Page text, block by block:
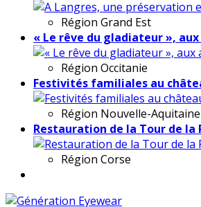
Région Grand Est
« Le rêve du gladiateur »,
Région Occitanie
Festivités familiales au
Région Nouvelle-Aquitaine
Restauration de la Tour de la
Région Corse